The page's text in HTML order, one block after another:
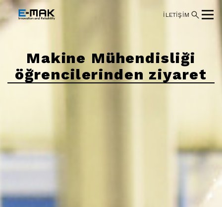
İLETİŞİM
Makine Mühendisliği
öğrencilerinden ziyaret